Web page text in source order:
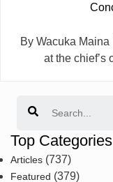
By Wacuka
at the chief’s
Top Categories
Articles (737)
Featured (379)